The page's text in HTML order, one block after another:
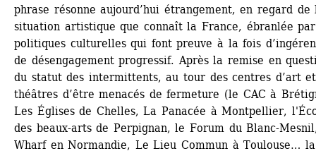
phrase résonne aujourd’hui étrangement, en regard de
situation artistique que connaît la France, ébranlée
politiques culturelles qui font preuve à la fois
de désengagement progressif. Après la remise en
du statut des intermittents, au tour des centres d’art
théâtres d’être menacés de fermeture (le CAC à
Les Églises de Chelles, La Panacée à Montpellier,
des beaux-arts de Perpignan, le Forum du Blanc-
Wharf en Normandie, Le Lieu Commun à Toulouse…